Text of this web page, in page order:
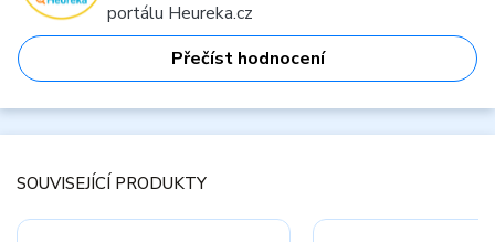
portálu Heureka.cz
Přečíst hodnocení
SOUVISEJÍCÍ PRODUKTY